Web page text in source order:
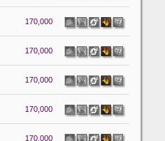
170,000
170,000
170,000
170,000
170,000